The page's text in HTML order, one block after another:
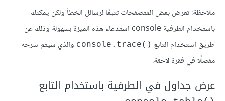
ملاحظة: تعرض بعض المتصفحات تتبعًا لرسائل الخطأ ولكن يمكنك
باستخدام الطرفية console استدعاء هذه الميزة بسهولة وذلك عن
طريق استخدام التابع ()console.trace
والذي سيتم شرحه
مفصلًا في فقرة لاحقة.
عرض جداول في الطرفية باستخدام التابع